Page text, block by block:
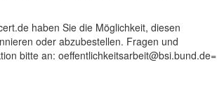
haben Sie die Möglichkeit, diesen
oder abzubestellen. Fragen und
bitte an: oeffentlichkeitsarbeit@bsi.bund.de=